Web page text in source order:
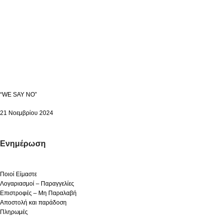
“WE SAY NO”
21 Νοεμβρίου 2024
Ενημέρωση
Ποιοί Είμαστε
Λογαριασμοί – Παραγγελίες
Επιστροφές – Μη Παραλαβή
Αποστολή και παράδοση
Πληρωμές